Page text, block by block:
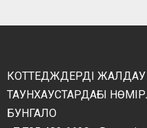
КОТТЕДЖДЕРДІ ЖАЛДАУ
ТАУНХАУСТАРДАҒЫ
БУНГАЛО